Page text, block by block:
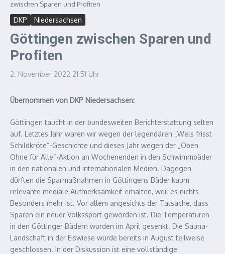
zwischen Sparen und Profiten
DKP Niedersachsen
Göttingen zwischen Sparen und
Profiten
2. November 2022 21:51 Uhr
Übernommen von DKP Niedersachsen:
Göttingen taucht in der bundesweiten Berichterstattung selten
auf. Letztes Jahr waren wir wegen der legendären „Wels frisst
Schildkröte“-Geschichte und dieses Jahr wegen der „Oben
Ohne für Alle“-Aktion an Wochenenden in den Schwimmbäder
in den nationalen und internationalen Medien. Dagegen
dürften die Sparmaßnahmen in Göttingens Bäder kaum
relevante mediale Aufmerksamkeit erhalten, weil es nichts
Besonders mehr ist. Vor allem angesichts der Tatsache, dass
Sparen ein neuer Volkssport geworden ist. Die Temperaturen
in den Göttinger Bädern wurden im April gesenkt. Die Sauna-
Landschaft in der Eiswiese wurde bereits in August teilweise
geschlossen. In der Diskussion ist eine vollständige